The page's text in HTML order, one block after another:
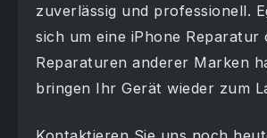
zuverlässig und professionell.
sich um eine iPhone Reparatur
Reparaturen anderer Marken
bringen Ihr Gerät wieder zum